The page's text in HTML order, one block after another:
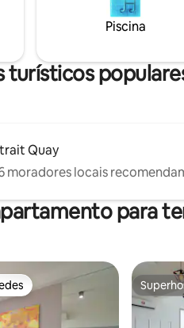
Piscina
Quay
moradores locais
para